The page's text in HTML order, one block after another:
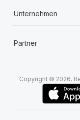
Unternehmen
Partner
Copyright © 2026.